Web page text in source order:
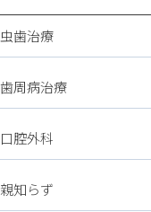
虫歯治療
歯周病治療
口腔外科
親知らず